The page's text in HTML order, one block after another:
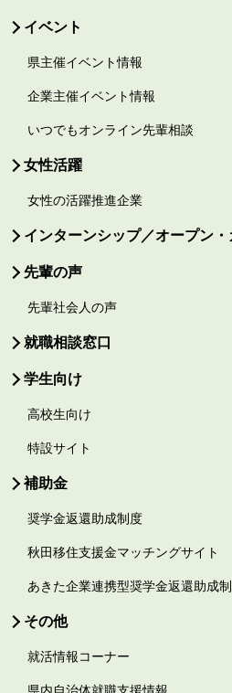
イベント
県主催イベント情報
企業主催イベント情報
いつでもオンライン先輩相談
女性活躍
女性の活躍推進企業
インターンシップ／オープン
先輩の声
先輩社会人の声
就職相談窓口
学生向け
高校生向け
特設サイト
補助金
奨学金返還助成制度
秋田移住支援金マッチングサイト
あきた企業連携型奨学金返還助成
その他
就活情報コーナー
県内自治体就職支援情報